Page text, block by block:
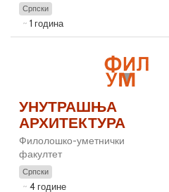
Српски
1 година
УНУТРАШЊА
АРХИТЕКТУРА
Филолошко-уметнички
факултет
Српски
4 године